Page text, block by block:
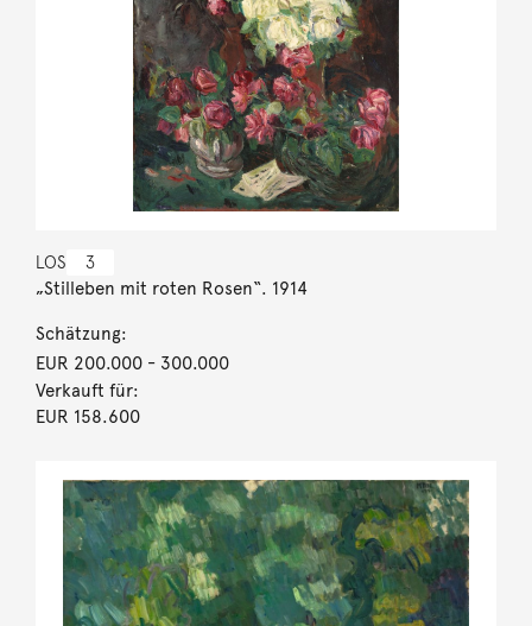
LOS 3
„Stilleben mit roten Rosen“. 1914
Schätzung:
EUR 200.000- 300.000
Verkauft für:
EUR 158.600